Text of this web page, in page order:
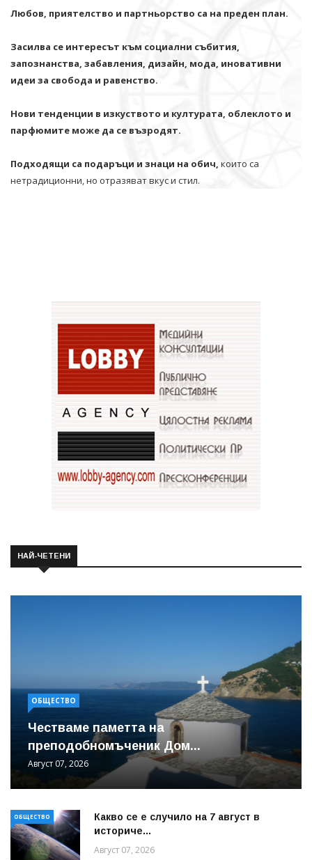
Любов, приятелство и партньорство са на преден план.
Засилва се интересът към социални събития,
запознанства, забавления, дизайн, мода, иновативни
идеи за свобода и равенство.
Нови тенденции в изкуството и културата, облеклото и
парфюмите може да се възродят.
Подходящи са подаръци и знаци на обич, които са
нетрадиционни, но отразяват вкус и стил.
НАЙ-ЧЕТЕНИ
ОБЩЕСТВО
Честваме паметта на
преподобномъченик Дом...
Август 07, 2026
ОБЩЕСТВО
Какво се е случило на 7 август в
историче...
Август 07, 2026